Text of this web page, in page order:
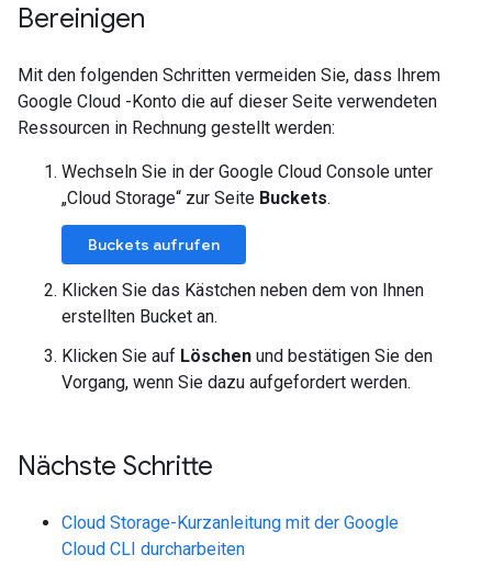
Bereinigen
Mit den folgenden Schritten vermeiden Sie, dass Ihrem
Google Cloud -Konto die auf dieser Seite verwendeten
Ressourcen in Rechnung gestellt werden:
Wechseln Sie in der Google Cloud Console unter
„Cloud Storage“ zur Seite Buckets.
Buckets aufrufen
Klicken Sie das Kästchen neben dem von Ihnen
erstellten Bucket an.
Klicken Sie auf Löschen und bestätigen Sie den
Vorgang, wenn Sie dazu aufgefordert werden.
Nächste Schritte
Cloud Storage-Kurzanleitung mit der Google
Cloud CLI durcharbeiten